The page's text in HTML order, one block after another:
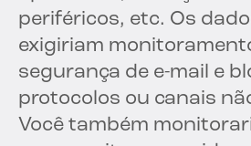
periféricos, etc. Os
exigiriam
segurança de e-mail e
protocolos ou canais
Você também